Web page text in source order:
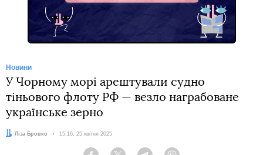
Новини
У Чорному морі арештували судно
тіньового флоту РФ — везло награбоване
українське зерно
Автор:
Ліза Бровко Дата:
15:16, 25 квітня 2025